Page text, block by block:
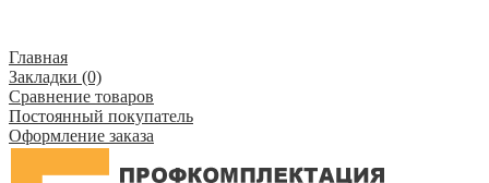
Главная
Закладки (0)
Сравнение товаров
Постоянный покупатель
Оформление заказа